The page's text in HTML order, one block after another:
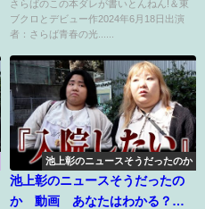
さらばのこの本ダレが書いとんねん!＆東
ブクロとデビュー作2024年6月18日出演
者：さらば青春の光......
池上彰のニュースそうだったのか
池上彰のニュースそうだったの
か 動画 あなたはわかる？２